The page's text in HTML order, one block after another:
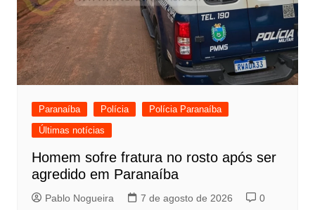
Paranaíba Polícia
Polícia Paranaíba
Últimas notícias
Homem sofre fratura no rosto após ser
agredido em Paranaíba
Pablo Nogueira 7 de agosto de 2026 0